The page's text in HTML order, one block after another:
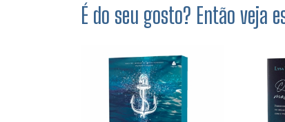
É do seu gosto? Então veja